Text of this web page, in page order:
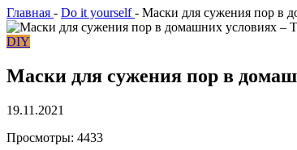
Главная - Do it yourself - Маски для сужения пор в
DIY
Маски для сужения пор в
19.11.2021
Просмотры: 4433